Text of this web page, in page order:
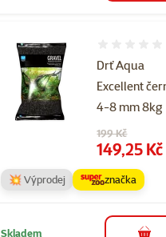
Drť Aqua
Excellent
4-8 mm 8kg
Původní cena
199 Kč
Cena
149,25 Kč
💥 Výprodej značka
Skladem